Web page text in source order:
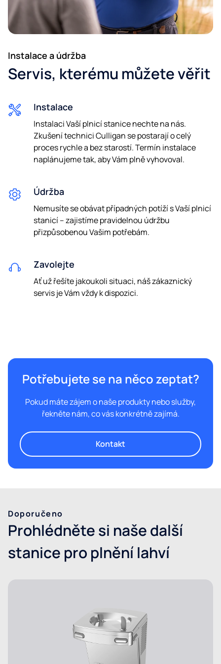
PSČ*
E-mail*
Souhlasím se zpracováním osobních údajů pro
marketingové účely.
Instalace a údržba
Servis, kterému můžete věřit
Instalace
Instalaci Vaší plnicí stanice nechte na nás.
Zkušení technici Culligan se postarají o celý
proces rychle a bez starostí. Termín instalace
naplánujeme tak, aby Vám plně vyhovoval.
Údržba
Nemusíte se obávat případných potíží s Vaší plnicí
stanicí – zajistíme pravidelnou údržbu
přizpůsobenou Vašim potřebám.
Zavolejte
Ať už řešíte jakoukoli situaci, náš zákaznický
servis je Vám vždy k dispozici.
Potřebujete se na něco zeptat?
Pokud máte zájem o naše produkty nebo služby,
řekněte nám, co vás konkrétně zajímá.
Kontakt
Doporučeno
Prohlédněte si naše další
stanice pro plnění lahví